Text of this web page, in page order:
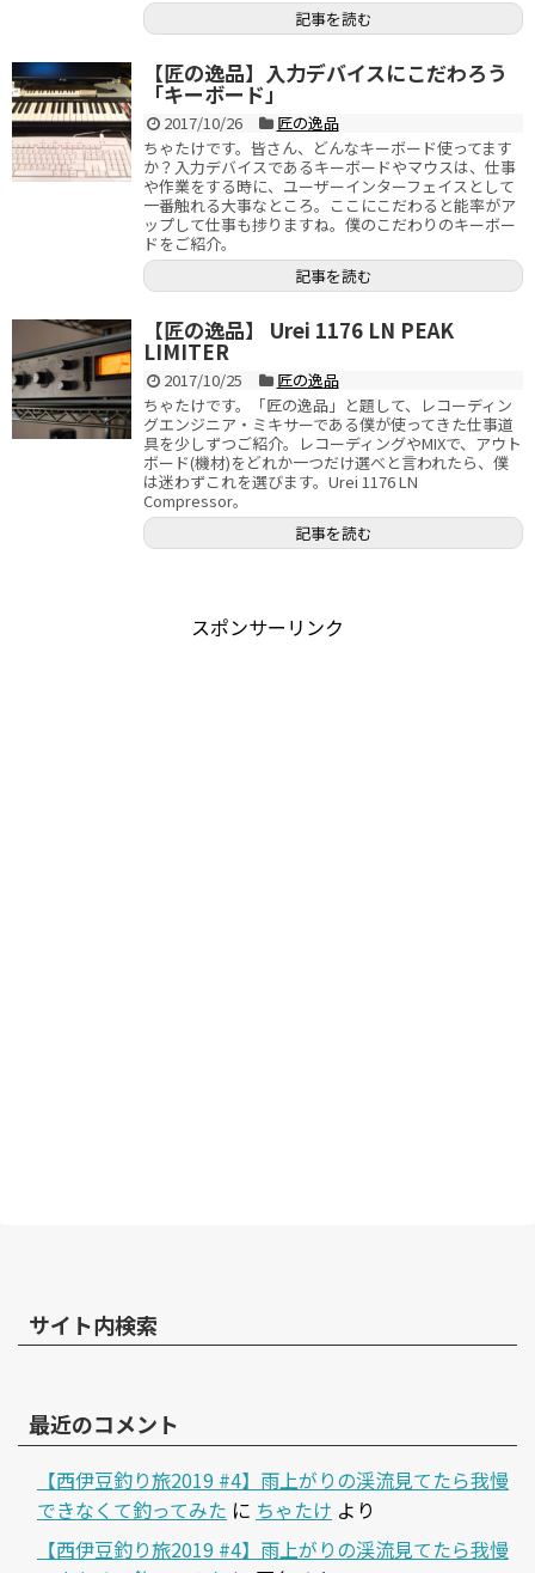
記事を読む
【匠の逸品】入力デバイスにこだわろう
「キーボード」
2017/10/26
匠の逸品
ちゃたけです。皆さん、どんなキーボード使ってます
か？入力デバイスであるキーボードやマウスは、仕事
や作業をする時に、ユーザーインターフェイスとして
一番触れる大事なところ。ここにこだわると能率がア
ップして仕事も捗りますね。僕のこだわりのキーボー
ドをご紹介。
記事を読む
【匠の逸品】 Urei 1176 LN PEAK
LIMITER
2017/10/25
匠の逸品
ちゃたけです。「匠の逸品」と題して、レコーディン
グエンジニア・ミキサーである僕が使ってきた仕事道
具を少しずつご紹介。レコーディングやMIXで、アウト
ボード(機材)をどれか一つだけ選べと言われたら、僕
は迷わずこれを選びます。Urei 1176 LN
Compressor。
記事を読む
スポンサーリンク
サイト内検索
最近のコメント
【西伊豆釣り旅2019 #4】雨上がりの渓流見てたら我慢
できなくて釣ってみた に ちゃたけ より
【西伊豆釣り旅2019 #4】雨上がりの渓流見てたら我慢